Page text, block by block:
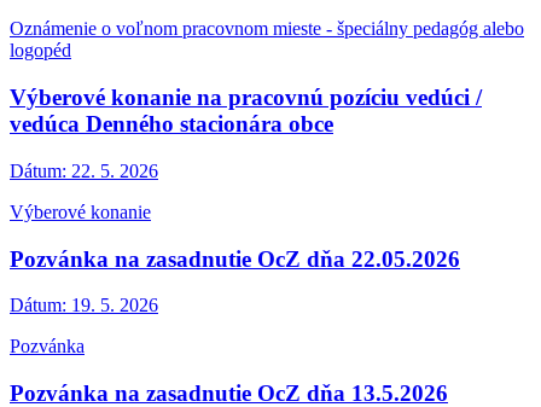
Oznámenie o voľnom pracovnom mieste - špeciálny pedagóg alebo
logopéd
Výberové konanie na pracovnú pozíciu vedúci /
vedúca Denného stacionára obce
Dátum: 22. 5. 2026
Výberové konanie
Pozvánka na zasadnutie OcZ dňa 22.05.2026
Dátum: 19. 5. 2026
Pozvánka
Pozvánka na zasadnutie OcZ dňa 13.5.2026